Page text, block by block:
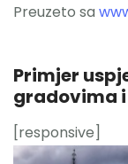
Preuzeto sa
Primjer
gradovima
[responsive]